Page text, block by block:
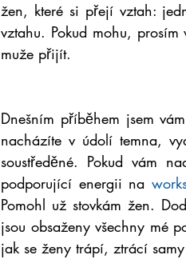
žen, které si přejí vztah:
vztahu. Pokud mohu,
muže přijít.
Dnešním příběhem jsem
nacházíte v údolí temna,
soustředěné. Pokud vám
podporující energii na
Pomohl už stovkám žen.
jsou obsaženy všechny mé
jak se ženy trápí, ztrácí